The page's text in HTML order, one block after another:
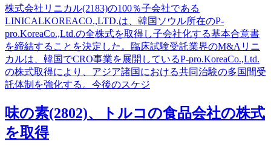
株式会社リニカル(2183)の100％子会社である
LINICALKOREACO.,LTD.は、韓国ソウル所在のP-
pro.KoreaCo.,Ltd.の全株式を取得し子会社化する基本合意書
を締結することを決定した。臨床試験受託業界のM&Aリニ
カルは、韓国でCRO事業を展開しているP-pro.KoreaCo.,Ltd.
の株式取得により、アジア諸国における共同治験の多国間受
託体制を強化する。今後のスケジ
味の素(2802)、トルコの食品会社の株式
を取得